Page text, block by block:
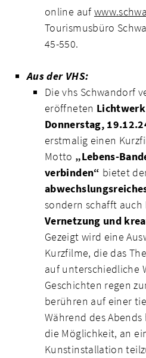
online auf
Tourismusbüro
45-550.
Aus der VHS:
Die vhs Schwandorf
eröffneten
Donnerstag,
erstmalig einen
Motto „Lebens-
verbinden“ bietet
sondern schafft auch
Vernetzung und
Gezeigt wird eine
Kurzfilme, die das
auf unterschiedliche
Geschichten regen
berühren auf einer
Während des
die Möglichkeit, an
Kunstinstallation